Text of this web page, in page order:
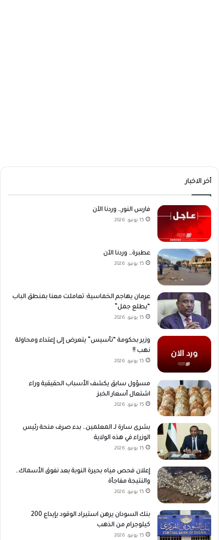
أخر الاخبار
فارس النور… وردنا الآن
15 يونيو، 2026
عطبرة… وردنا الآن
15 يونيو، 2026
عرمان يهاجم الخماسية: تعاملت معنا بمنطق الباب
“يطلع جمل”
15 يونيو، 2026
وزير بحكومة “تأسيس” يتعرض إلى إعتداء ومحاولة
نهب !!
15 يونيو، 2026
مسؤول سابق يكشف الأسباب الحقيقية وراء
اشتعال أسعار الخبز
15 يونيو، 2026
بشرى سارة لـ المعلمين.. بدء صرف منحة رئيس
الوزراء في هذه الولاية
15 يونيو، 2026
إعلان فحص مياه بحيرة النوبة بعد نفوق الأسماك..
والنتيجة مفاجأة
15 يونيو، 2026
بنك السودان يرهن استيراد الوقود بإيداع 200
كيلوجرام من الذهب
15 يونيو، 2026